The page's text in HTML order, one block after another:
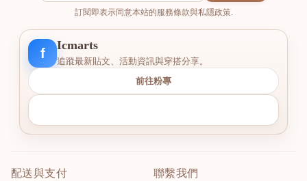
訂閱即表示同意本站的服務條款與私隱政策.
f
Icmarts
追蹤最新貼文、活動資訊與穿搭分享。
前往粉專
配送與支付 聯繫我們